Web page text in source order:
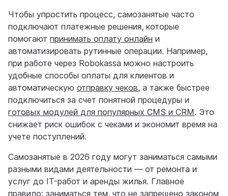
Чтобы упростить процесс, самозанятые часто
подключают платежные решения, которые
помогают принимать оплату онлайн и
автоматизировать рутинные операции. Например,
при работе через Robokassa можно настроить
удобные способы оплаты для клиентов и
автоматическую отправку чеков, а также быстрее
подключиться за счет понятной процедуры и
готовых модулей для популярных CMS и CRM. Это
снижает риск ошибок с чеками и экономит время на
учете поступлений.
Самозанятые в 2026 году могут заниматься самыми
разными видами деятельности — от ремонта и
услуг до IT-работ и аренды жилья. Главное
правило: заниматься тем, что не запрещено законом